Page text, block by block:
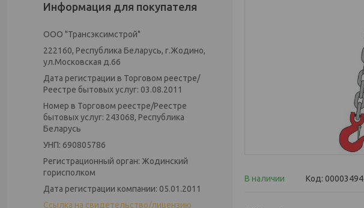
В наличии Код: 00003494
Информация для покупателя
ООО "Трансэксимстрой"
222160, Республика Беларусь, г.Жодино,
ул.Московская д.66
Дата регистрации в Торговом реестре/
Реестре бытовых услуг: 03.08.2011
Номер в Торговом реестре/Реестре
бытовых услуг: 243068, Республика
Беларусь
УНП: 690805786
Регистрационный орган: Жодинский
горисполком
Дата регистрации компании: 05.01.2011
Ссылка на свидетельство/лицензию